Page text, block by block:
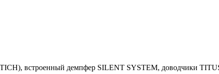
встроенный демпфер SILENT SYSTEM, доводчики